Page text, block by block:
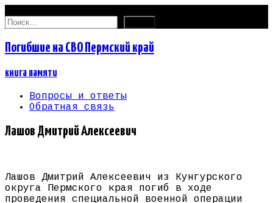
Найти:
Погибшие на СВО Пермский край
книга памяти
Вопросы и ответы
Обратная связь
Лашов Дмитрий Алексеевич
Лашов Дмитрий Алексеевич из Кунгурского
округа Пермского края погиб в ходе
проведения специальной военной операции